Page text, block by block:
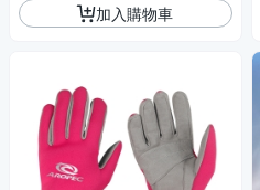
加入購物車